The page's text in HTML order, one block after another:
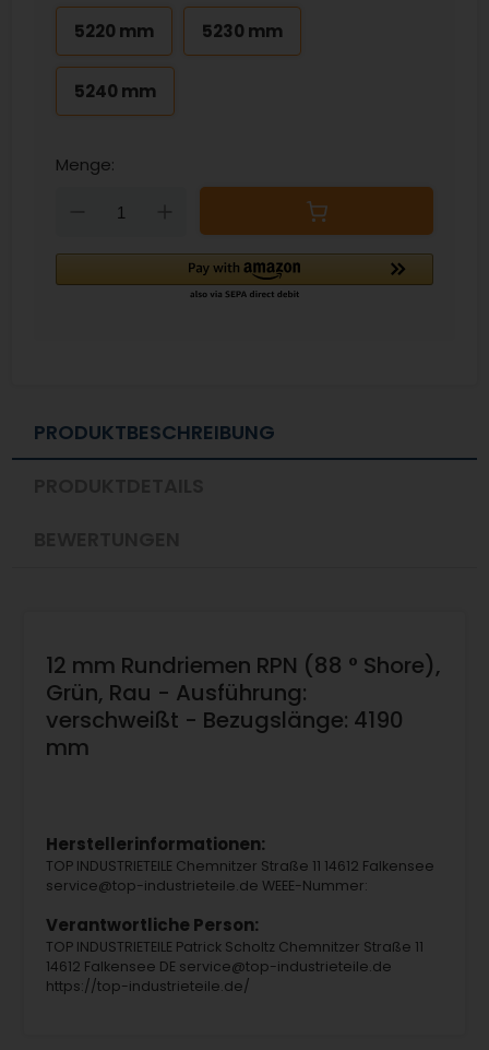
5220 mm 5230 mm
5240 mm
Menge:
Down
PRODUKTBESCHREIBUNG
12 mm Rundriemen RPN (88 ° Shore),
Grün, Rau - Ausführung:
verschweißt - Bezugslänge: 4190
mm
Herstellerinformationen:
TOP INDUSTRIETEILE Chemnitzer Straße 11 14612 Falkensee
service@top-industrieteile.de WEEE-Nummer:
Verantwortliche Person:
TOP INDUSTRIETEILE Patrick Scholtz Chemnitzer Straße 11
14612 Falkensee DE service@top-industrieteile.de
https://top-industrieteile.de/